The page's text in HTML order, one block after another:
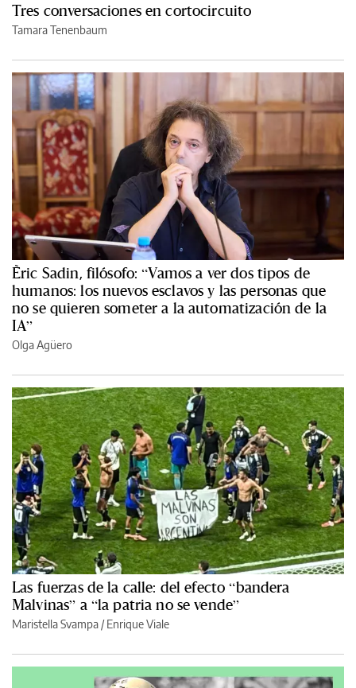
Tres conversaciones en cortocircuito
Tamara Tenenbaum
Èric Sadin, filósofo: “Vamos a ver dos tipos de
humanos: los nuevos esclavos y las personas que
no se quieren someter a la automatización de la
IA”
Olga Agüero
Las fuerzas de la calle: del efecto “bandera
Malvinas” a “la patria no se vende”
Maristella Svampa /Enrique Viale